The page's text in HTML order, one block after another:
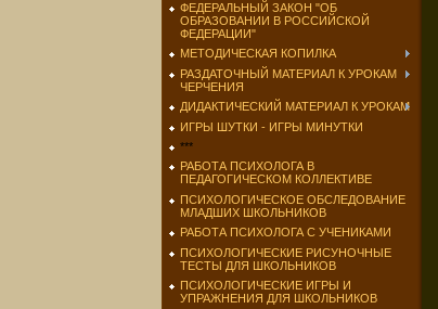
ФЕДЕРАЛЬНЫЙ ЗАКОН "ОБ
ОБРАЗОВАНИИ В РОССИЙСКОЙ
ФЕДЕРАЦИИ"
МЕТОДИЧЕСКАЯ КОПИЛКА
РАЗДАТОЧНЫЙ МАТЕРИАЛ К УРОКАМ
ЧЕРЧЕНИЯ
ДИДАКТИЧЕСКИЙ МАТЕРИАЛ К УРОКАМ
ИГРЫ ШУТКИ - ИГРЫ МИНУТКИ
***
РАБОТА ПСИХОЛОГА В
ПЕДАГОГИЧЕСКОМ КОЛЛЕКТИВЕ
ПСИХОЛОГИЧЕСКОЕ ОБСЛЕДОВАНИЕ
МЛАДШИХ ШКОЛЬНИКОВ
РАБОТА ПСИХОЛОГА С УЧЕНИКАМИ
ПСИХОЛОГИЧЕСКИЕ РИСУНОЧНЫЕ
ТЕСТЫ ДЛЯ ШКОЛЬНИКОВ
ПСИХОЛОГИЧЕСКИЕ ИГРЫ И
УПРАЖНЕНИЯ ДЛЯ ШКОЛЬНИКОВ